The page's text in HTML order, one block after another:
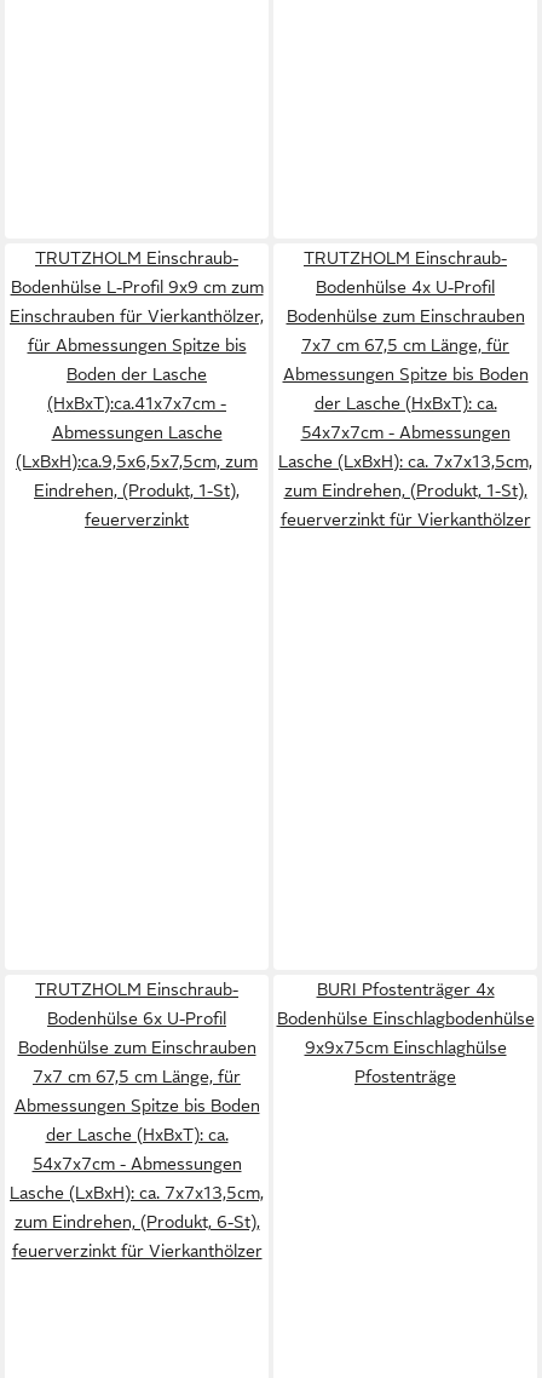
TRUTZHOLM Einschraub-
Bodenhülse L-Profil 9x9 cm zum
Einschrauben für Vierkanthölzer,
für Abmessungen Spitze bis
Boden der Lasche
(HxBxT):ca.41x7x7cm -
Abmessungen Lasche
(LxBxH):ca.9,5x6,5x7,5cm, zum
Eindrehen, (Produkt, 1-St),
feuerverzinkt
TRUTZHOLM Einschraub-
Bodenhülse 4x U-Profil
Bodenhülse zum Einschrauben
7x7 cm 67,5 cm Länge, für
Abmessungen Spitze bis Boden
der Lasche (HxBxT): ca.
54x7x7cm - Abmessungen
Lasche (LxBxH): ca. 7x7x13,5cm,
zum Eindrehen, (Produkt, 1-St),
feuerverzinkt für Vierkanthölzer
TRUTZHOLM Einschraub-
Bodenhülse 6x U-Profil
Bodenhülse zum Einschrauben
7x7 cm 67,5 cm Länge, für
Abmessungen Spitze bis Boden
der Lasche (HxBxT): ca.
54x7x7cm - Abmessungen
Lasche (LxBxH): ca. 7x7x13,5cm,
zum Eindrehen, (Produkt, 6-St),
feuerverzinkt für Vierkanthölzer
BURI Pfostenträger 4x
Bodenhülse Einschlagbodenhülse
9x9x75cm Einschlaghülse
Pfostenträge